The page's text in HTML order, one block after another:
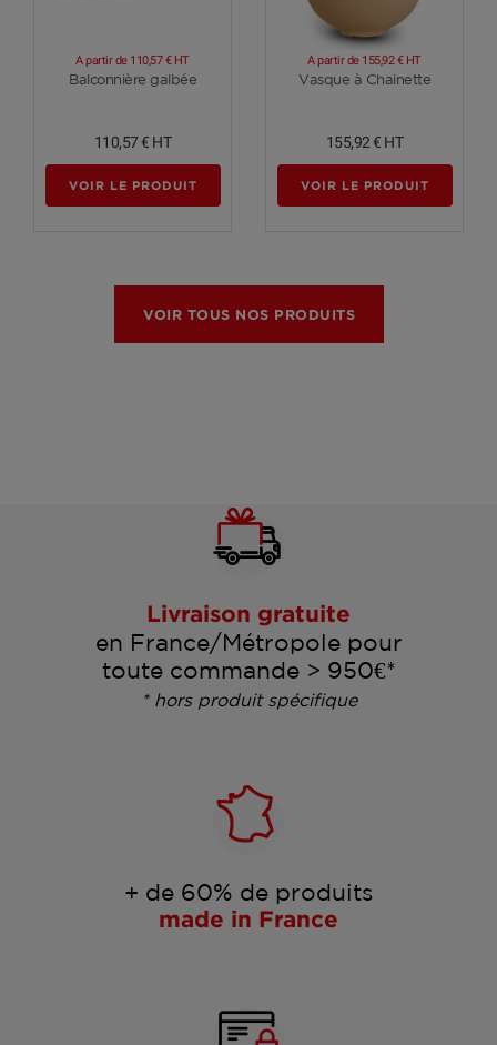
Voir plus
Balconnière galbée
A partir de 110,57 € HT
110,57 € HT
VOIR LE PRODUIT
Voir plus
Vasque à Chainette
A partir de 155,92 € HT
155,92 € HT
VOIR LE PRODUIT
VOIR TOUS NOS PRODUITS
Livraison gratuite
en France/Métropole pour
toute commande > 950€*
* hors produit spécifique
+ de 60% de produits
made in France